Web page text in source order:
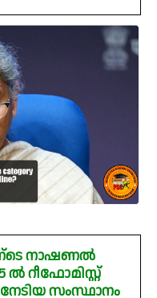
നാഷണൽ
റീഫോമിസ്റ്റ്
നേടിയ സംസ്ഥാനം